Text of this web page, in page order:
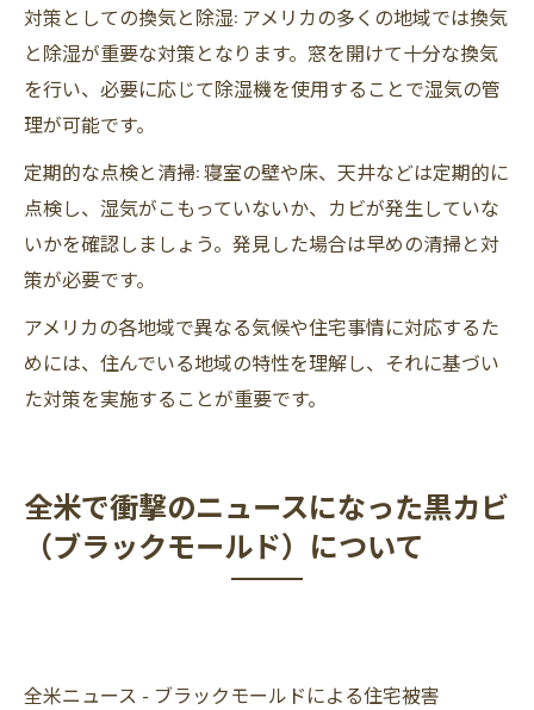
対策としての換気と除湿: アメリカの多くの地域では換気
と除湿が重要な対策となります。窓を開けて十分な換気
を行い、必要に応じて除湿機を使用することで湿気の管
理が可能です。
定期的な点検と清掃: 寝室の壁や床、天井などは定期的に
点検し、湿気がこもっていないか、カビが発生していな
いかを確認しましょう。発見した場合は早めの清掃と対
策が必要です。
アメリカの各地域で異なる気候や住宅事情に対応するた
めには、住んでいる地域の特性を理解し、それに基づい
た対策を実施することが重要です。
全米で衝撃のニュースになった黒カビ
（ブラックモールド）について
全米ニュース - ブラックモールドによる住宅被害